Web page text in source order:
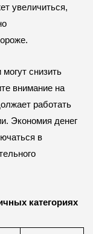
увеличиться,
снизить
внимание на
работать
Экономия денег
в
категориях